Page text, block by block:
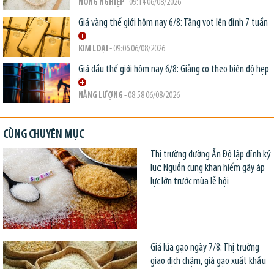
NÔNG NGHIỆP- 09:14 06/08/2026
Giá vàng thế giới hôm nay 6/8: Tăng vọt lên đỉnh 7 tuần
KIM LOẠI - 09:06 06/08/2026
Giá dầu thế giới hôm nay 6/8: Giằng co theo biên độ hẹp
NĂNG LƯỢNG - 08:58 06/08/2026
CÙNG CHUYÊN MỤC
Thị trường đường Ấn Độ lập đỉnh kỷ
lục: Nguồn cung khan hiếm gây áp
lực lớn trước mùa lễ hội
Giá lúa gạo ngày 7/8: Thị trường
giao dịch chậm, giá gạo xuất khẩu